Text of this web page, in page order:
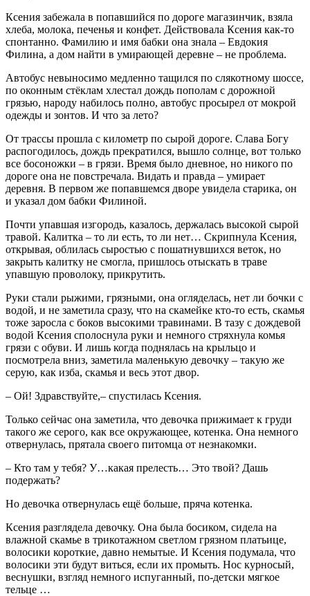
Ксения забежала в попавшийся по дороге магазинчик, взяла
хлеба, молока, печенья и конфет. Действовала Ксения как-то
спонтанно. Фамилию и имя бабки она знала – Евдокия
Филина, а дом найти в умирающей деревне – не проблема.
Автобус невыносимо медленно тащился по слякотному шоссе,
по оконным стёклам хлестал дождь пополам с дорожной
грязью, народу набилось полно, автобус просырел от мокрой
одежды и зонтов. И что за лето?
От трассы прошла с километр по сырой дороге. Слава Богу
распогодилось, дождь прекратился, вышло солнце, вот только
все босоножки – в грязи. Время было дневное, но никого по
дороге она не повстречала. Видать и правда – умирает
деревня. В первом же попавшемся дворе увидела старика, он
и указал дом бабки Филиной.
Почти упавшая изгородь, казалось, держалась высокой сырой
травой. Калитка – то ли есть, то ли нет… Скрипнула Ксения,
открывая, облилась сыростью с пошатнувшихся веток, но
закрыть калитку не смогла, пришлось отыскать в траве
упавшую проволоку, прикрутить.
Руки стали рыжими, грязными, она огляделась, нет ли бочки с
водой, и не заметила сразу, что на скамейке кто-то есть, скамья
тоже заросла с боков высокими травинами. В тазу с дождевой
водой Ксения сполоснула руки и немного стряхнула комья
грязи с обуви. И лишь когда поднялась на крыльцо и
посмотрела вниз, заметила маленькую девочку – такую же
серую, как изба, скамья и весь этот двор.
– Ой! Здравствуйте,– спустилась Ксения.
Только сейчас она заметила, что девочка прижимает к груди
такого же серого, как все окружающее, котенка. Она немного
отвернулась, прятала своего питомца от незнакомки.
– Кто там у тебя? У…какая прелесть… Это твой? Дашь
подержать?
Но девочка отвернулась ещё больше, пряча котенка.
Ксения разглядела девочку. Она была босиком, сидела на
влажной скамье в трикотажном светлом грязном платьице,
волосики короткие, давно немытые. И Ксения подумала, что
волосики эти будут виться, если их промыть. Нос курносый,
веснушки, взгляд немного испуганный, по-детски мягкое
тельце …